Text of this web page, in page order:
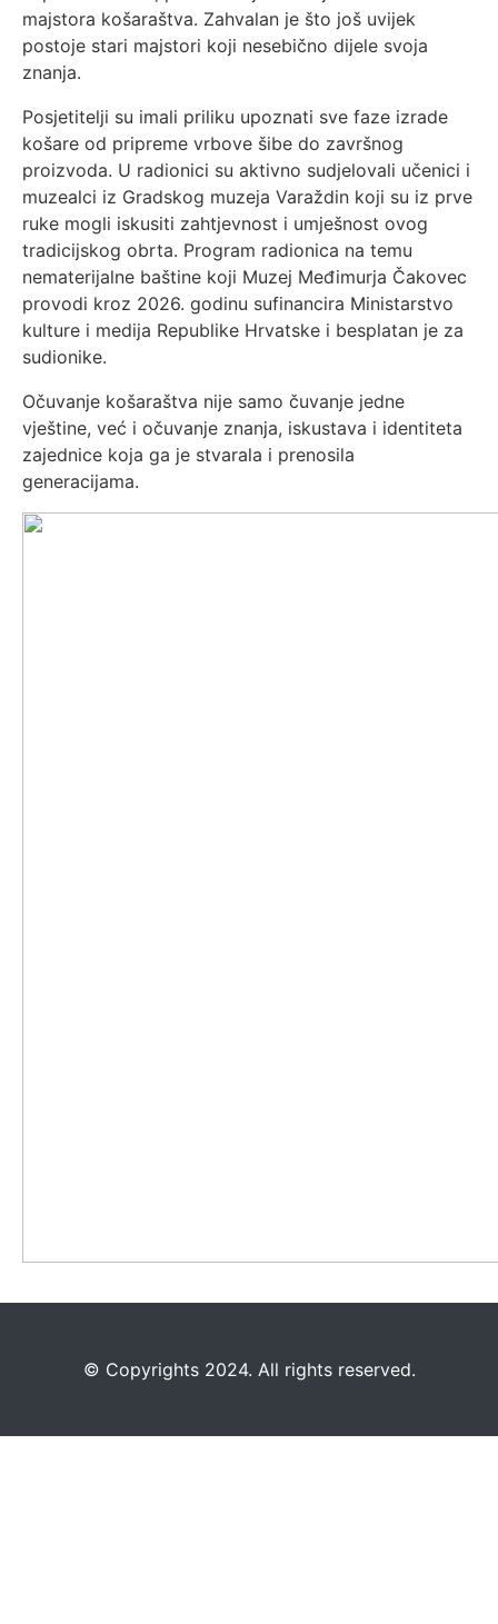
majstora košaraštva. Zahvalan je što još uvijek
postoje stari majstori koji nesebično dijele svoja
znanja.
Posjetitelji su imali priliku upoznati sve faze izrade
košare od pripreme vrbove šibe do završnog
proizvoda. U radionici su aktivno sudjelovali učenici i
muzealci iz Gradskog muzeja Varaždin koji su iz prve
ruke mogli iskusiti zahtjevnost i umješnost ovog
tradicijskog obrta. Program radionica na temu
nematerijalne baštine koji Muzej Međimurja Čakovec
provodi kroz 2026. godinu sufinancira Ministarstvo
kulture i medija Republike Hrvatske i besplatan je za
sudionike.
Očuvanje košaraštva nije samo čuvanje jedne
vještine, već i očuvanje znanja, iskustava i identiteta
zajednice koja ga je stvarala i prenosila
generacijama.
©️ Copyrights 2024. All rights reserved.